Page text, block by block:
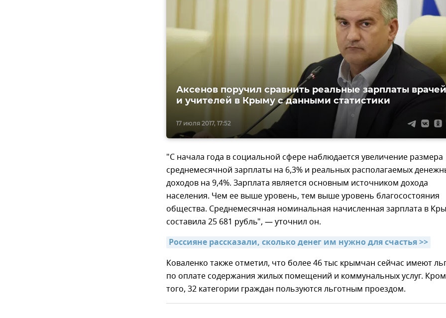
17 июля 2017, 17:52
Аксенов поручил сравнить реальные зарплаты врачей
и учителей в Крыму с данными статистики
"С начала года в социальной сфере наблюдается увеличение размера
среднемесячной зарплаты на 6,3% и реальных располагаемых
доходов на 9,4%. Зарплата является основным источником дохода
населения. Чем ее выше уровень, тем выше уровень благосостояния
общества. Среднемесячная номинальная начисленная зарплата в
составила 25 681 рубль", — уточнил он.
Россияне рассказали, сколько денег им нужно для счастья >>
Коваленко также отметил, что более 46 тыс крымчан сейчас имеют
по оплате содержания жилых помещений и коммунальных услуг.
того, 32 категории граждан пользуются льготным проездом.